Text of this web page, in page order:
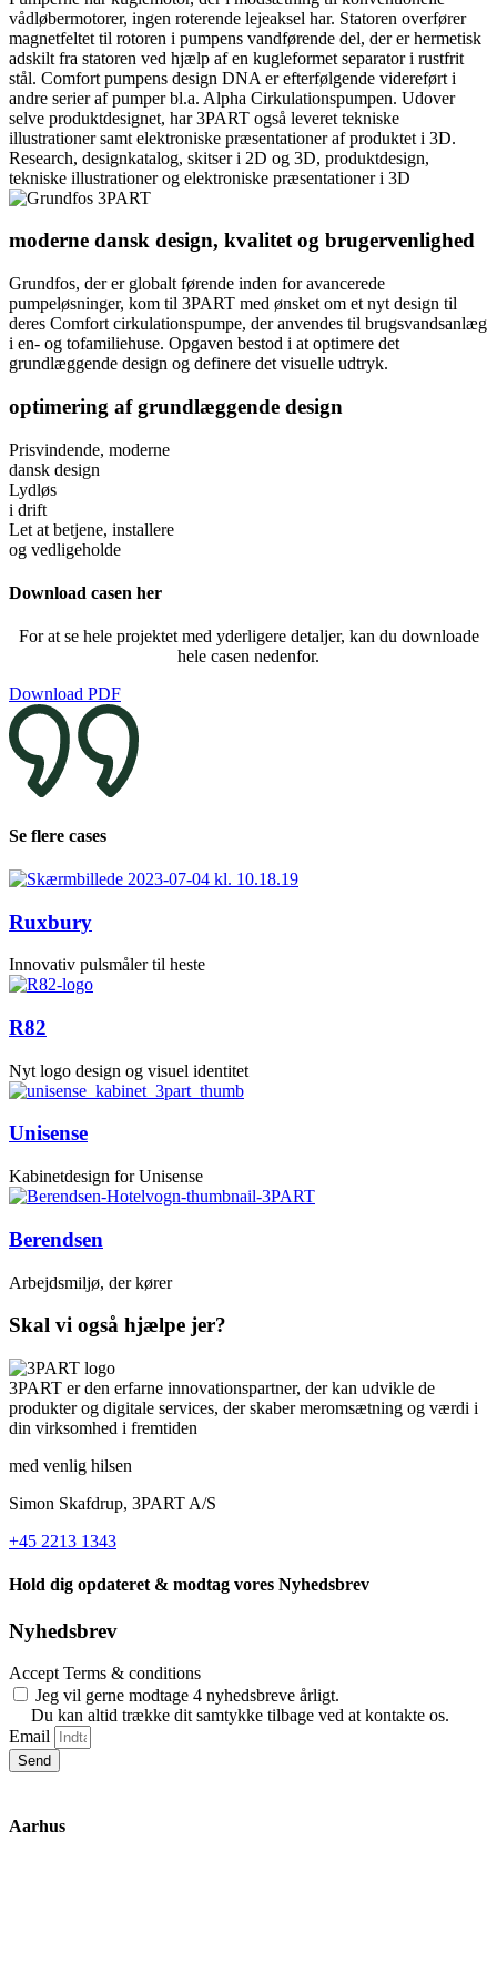
vådløbermotorer, ingen roterende lejeaksel har. Statoren overfører
magnetfeltet til rotoren i pumpens vandførende del, der er hermetisk
adskilt fra statoren ved hjælp af en kugleformet separator i rustfrit
stål. Comfort pumpens design DNA er efterfølgende videreført i
andre serier af pumper bl.a. Alpha Cirkulationspumpen. Udover
selve produktdesignet, har 3PART også leveret tekniske
illustrationer samt elektroniske præsentationer af produktet i 3D.
Research, designkatalog, skitser i 2D og 3D, produktdesign,
tekniske illustrationer og elektroniske præsentationer i 3D
moderne dansk design, kvalitet og brugervenlighed
Grundfos, der er globalt førende inden for avancerede
pumpeløsninger, kom til 3PART med ønsket om et nyt design til
deres Comfort cirkulationspumpe, der anvendes til brugsvandsanlæg
i en- og tofamiliehuse. Opgaven bestod i at optimere det
grundlæggende design og definere det visuelle udtryk.
optimering af grundlæggende design
Prisvindende, moderne
dansk design
Lydløs
i drift
Let at betjene, installere
og vedligeholde
Download casen her
For at se hele projektet med yderligere detaljer, kan du downloade
hele casen nedenfor.
Download PDF
Se flere cases
Ruxbury
Innovativ pulsmåler til heste
R82
Nyt logo design og visuel identitet
Unisense
Kabinetdesign for Unisense
Berendsen
Arbejdsmiljø, der kører
Skal vi også hjælpe jer?
3PART er den erfarne innovationspartner, der kan udvikle de
produkter og digitale services, der skaber meromsætning og værdi i
din virksomhed i fremtiden
med venlig hilsen
Simon Skafdrup, 3PART A/S
+45 2213 1343
Hold dig opdateret & modtag vores Nyhedsbrev
Nyhedsbrev
Accept Terms & conditions
Jeg vil gerne modtage 4 nyhedsbreve årligt.
Du kan altid trække dit samtykke tilbage ved at kontakte os.
Email
Send
Aarhus